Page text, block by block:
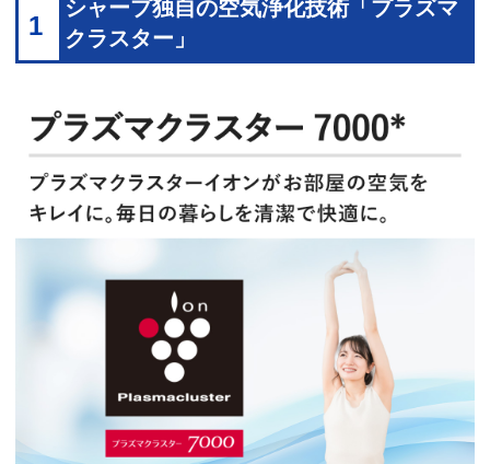
1
シャープ独自の空気浄化技術「プラズマ
クラスター」